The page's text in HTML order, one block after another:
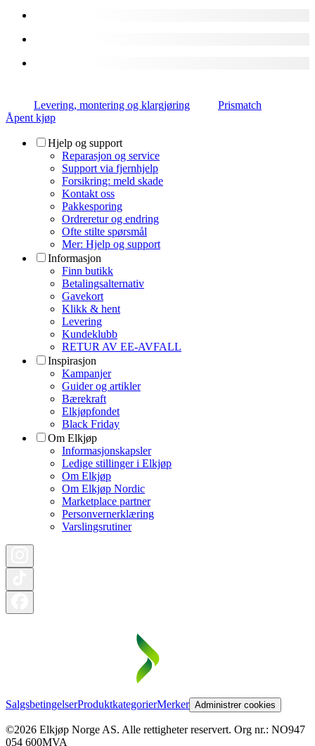
Levering, montering og klargjøring
Prismatch
Åpent kjøp
Hjelp og support
Reparasjon og service
Support via fjernhjelp
Forsikring: meld skade
Kontakt oss
Pakkesporing
Ordreretur og endring
Ofte stilte spørsmål
Mer: Hjelp og support
Informasjon
Finn butikk
Betalingsalternativ
Gavekort
Klikk & hent
Levering
Kundeklubb
RETUR AV EE-AVFALL
Inspirasjon
Kampanjer
Guider og artikler
Bærekraft
Elkjøpfondet
Black Friday
Om Elkjøp
Informasjonskapsler
Ledige stillinger i Elkjøp
Om Elkjøp
Om Elkjøp Nordic
Marketplace partner
Personvernerklæring
Varslingsrutiner
SalgsbetingelserProduktkategorierMerker Administrer cookies
©2026 Elkjøp Norge AS. Alle rettigheter reservert. Org nr.: NO947
054 600MVA